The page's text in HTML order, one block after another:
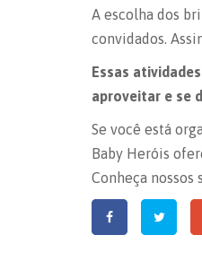
A escolha dos
convidados.
Essas
aproveitar e se
Se você está
Baby Heróis
Conheça